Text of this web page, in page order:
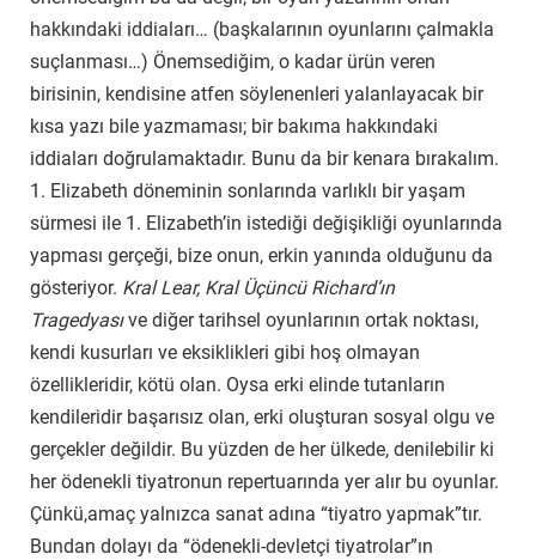
hakkındaki iddiaları… (başkalarının oyunlarını çalmakla
suçlanması…) Önemsediğim, o kadar ürün veren
birisinin, kendisine atfen söylenenleri yalanlayacak bir
kısa yazı bile yazmaması; bir bakıma hakkındaki
iddiaları doğrulamaktadır. Bunu da bir kenara bırakalım.
1. Elizabeth döneminin sonlarında varlıklı bir yaşam
sürmesi ile 1. Elizabeth’in istediği değişikliği oyunlarında
yapması gerçeği, bize onun, erkin yanında olduğunu da
gösteriyor. Kral Lear, Kral Üçüncü Richard’ın
Tragedyasıve diğer tarihsel oyunlarının ortak noktası,
kendi kusurları ve eksiklikleri gibi hoş olmayan
özellikleridir, kötü olan. Oysa erki elinde tutanların
kendileridir başarısız olan, erki oluşturan sosyal olgu ve
gerçekler değildir. Bu yüzden de her ülkede, denilebilir ki
her ödenekli tiyatronun repertuarında yer alır bu oyunlar.
Çünkü,amaç yalnızca sanat adına “tiyatro yapmak”tır.
Bundan dolayı da “ödenekli-devletçi tiyatrolar”ın